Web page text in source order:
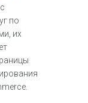
по
их